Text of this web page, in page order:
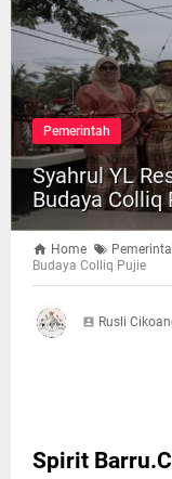
Pemerintah
Syahrul YL
Budaya Colliq
Home
Budaya Colliq Pujie
Rusli
Spirit